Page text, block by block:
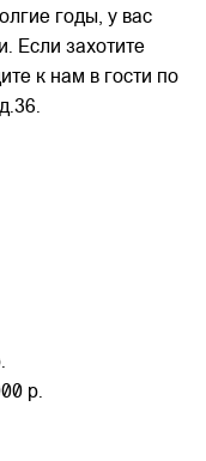
годы, у вас
Если захотите
к нам в гости по
р.